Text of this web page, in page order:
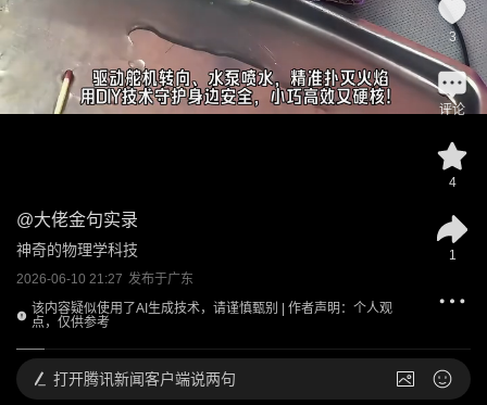
@大佬金句实录
神奇的物理学科技
2026-06-10 21:27 发布于广东
该内容疑似使用了AI生成技术，请谨慎甄别 | 作者声明：个人观
点，仅供参考
3
评论
4
1
打开腾讯新闻客户端说两句